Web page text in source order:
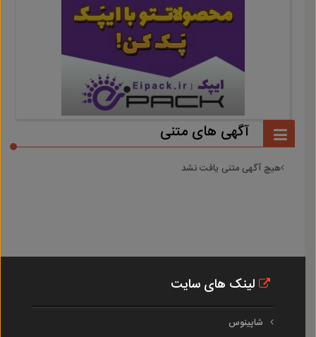
آگهی های متنی
هیچ آگهی متنی یافت نشد
لینک های سایت
شاپینوس